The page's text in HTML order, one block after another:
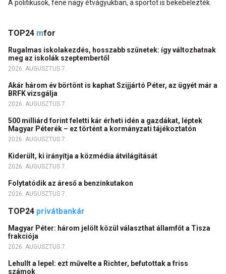
A politikusok, fene nagy étvágyukban, a sportot is bekebelezték.
TOP24 mfor
Rugalmas iskolakezdés, hosszabb szünetek: így változhatnak
meg az iskolák szeptembertől
2026. AUGUSZTUS 7.
Akár három év börtönt is kaphat Szijjártó Péter, az ügyét már a
BRFK vizsgálja
2026. AUGUSZTUS 7.
500 milliárd forint feletti kár érheti idén a gazdákat, léptek
Magyar Péterék – ez történt a kormányzati tájékoztatón
2026. AUGUSZTUS 7.
Kiderült, ki irányítja a közmédia átvilágítását
2026. AUGUSZTUS 7.
Folytatódik az áreső a benzinkutakon
2026. AUGUSZTUS 7.
TOP24 privátbankár
Magyar Péter: három jelölt közül választhat államfőt a Tisza
frakciója
2026. AUGUSZTUS 7.
Lehullt a lepel: ezt művelte a Richter, befutottak a friss
számok